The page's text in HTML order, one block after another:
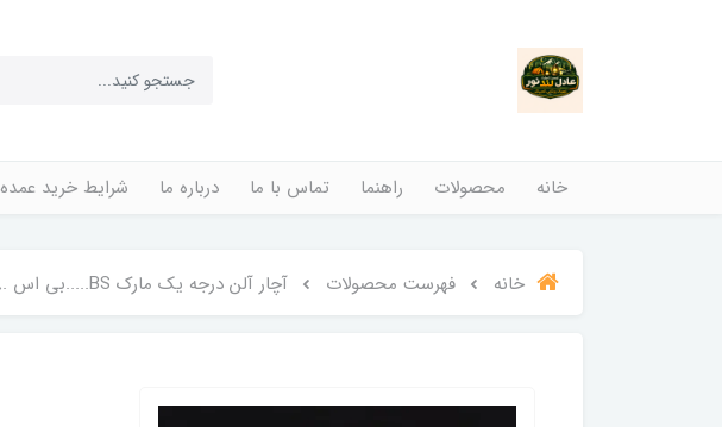
خانه محصولات راهنما تماس با ما درباره ما شرایط خرید عمده
خانه فهرست محصولات آچار آلن درجه یک مارک BS.....بی اس .8 عددی